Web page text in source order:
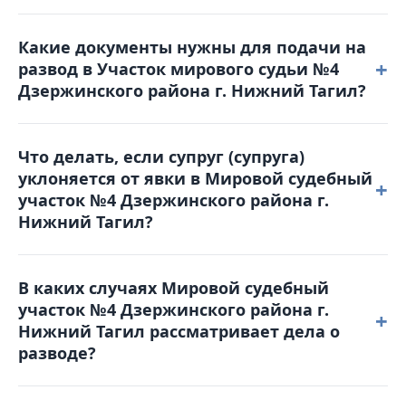
Online-Sud.ru.
апелляционную жалобу в Дзержинский районный
суд в течение месяца с момента вынесения
решения. Жалоба подается в Мировой судебный
участок №4 Дзержинского района г. Нижний Тагил,
который и рассматривал дело.
Какие документы нужны для подачи на
развод в Участок мирового судьи №4
Дзержинского района г. Нижний Тагил?
+
свидетельство о браке, квитанция об оплате
госпошлины, свидетельства о рождении детей
(если они есть), а также соглашение о детях (при
наличии несовершеннолетних детей).
Что делать, если супруг (супруга)
уклоняется от явки в Мировой судебный
участок №4 Дзержинского района г.
Нижний Тагил?
+
отсутствие уклоняющейся стороны. Однако
рекомендуется заранее уведомить суд о причинах
неявки и предоставить соответствующие
доказательства (например, больничный лист).
В каких случаях Мировой судебный
участок №4 Дзержинского района г.
Нижний Тагил рассматривает дела о
разводе?
+